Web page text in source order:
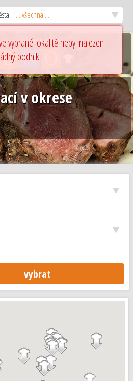
... všechna ...
v okrese
vybrané lokalitě nebyl nalezen
podnik.